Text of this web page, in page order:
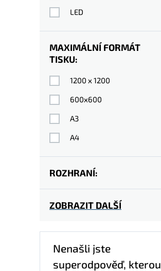
LED
MAXIMÁLNÍ FORMÁT
TISKU:
1200 x 1200
600x600
A3
A4
ROZHRANÍ:
ZOBRAZIT DALŠÍ
Nenašli jste
superodpověď, kterou